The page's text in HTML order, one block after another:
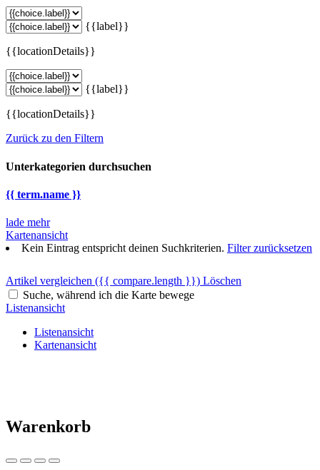
{{label}}
{{locationDetails}}
{{label}}
{{locationDetails}}
Zurück zu den Filtern
Unterkategorien durchsuchen
{{ term.name }}
lade mehr
Kartenansicht
Kein Eintrag entspricht deinen Suchkriterien. Filter zurücksetzen
Artikel vergleichen ({{ compare.length }}) Löschen
Suche, während ich die Karte bewege
Listenansicht
Listenansicht
Kartenansicht
Warenkorb